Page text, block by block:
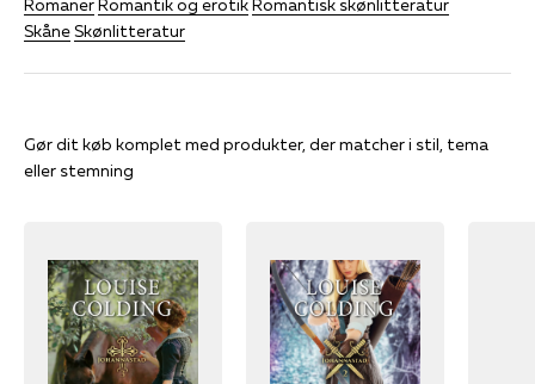
SkåneSkønlitteratur
Gør dit køb komplet med produkter, der matcher i stil, tema
eller stemning